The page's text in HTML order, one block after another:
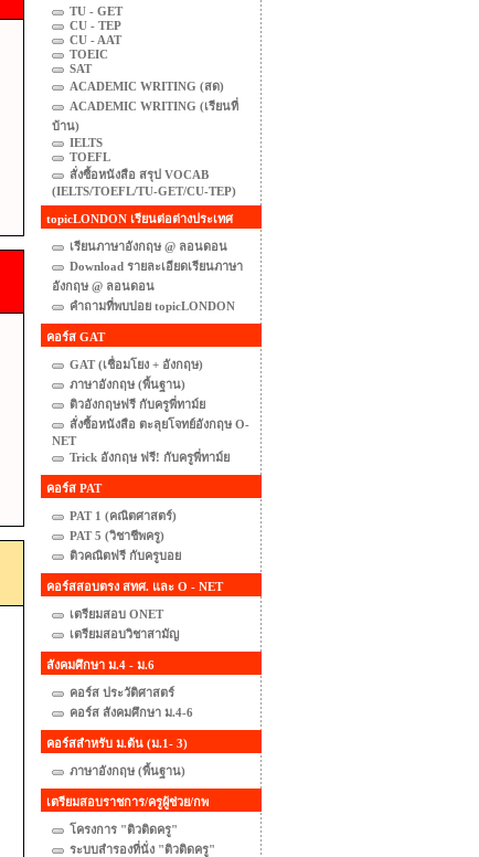
TU - GET
CU - TEP
CU - AAT
TOEIC
SAT
ACADEMIC WRITING (สด)
ACADEMIC WRITING (เรียนที่
บ้าน)
IELTS
TOEFL
สั่งซื้อหนังสือ สรุป VOCAB
(IELTS/TOEFL/TU-GET/CU-TEP)
topicLONDON เรียนต่อต่างประเทศ
เรียนภาษาอังกฤษ @ ลอนดอน
Download รายละเอียดเรียนภาษา
อังกฤษ @ ลอนดอน
คำถามที่พบบ่อย topicLONDON
คอร์ส GAT
GAT (เชื่อมโยง + อังกฤษ)
ภาษาอังกฤษ (พื้นฐาน)
ติวอังกฤษฟรี กับครูพี่ทาม์ย
สั่งซื้อหนังสือ ตะลุยโจทย์อังกฤษ O-
NET
Trick อังกฤษ ฟรี! กับครูพี่ทาม์ย
คอร์ส PAT
PAT 1 (คณิตศาสตร์)
PAT 5 (วิชาชีพครู)
ติวคณิตฟรี กับครูบอย
คอร์สสอบตรง สทศ. และ O - NET
เตรียมสอบ ONET
เตรียมสอบวิชาสามัญ
สังคมศึกษา ม.4 - ม.6
คอร์ส ประวัติศาสตร์
คอร์ส สังคมศึกษา ม.4-6
คอร์สสำหรับ ม.ต้น (ม.1- 3)
ภาษาอังกฤษ (พื้นฐาน)
เตรียมสอบราชการ/ครูผู้ช่วย/กพ
โครงการ "ติวติดครู"
ระบบสำรองที่นั่ง "ติวติดครู"